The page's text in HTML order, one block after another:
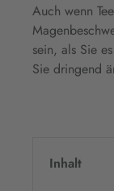
Auch wenn
sein, als Sie
Sie dringend
Inhalt